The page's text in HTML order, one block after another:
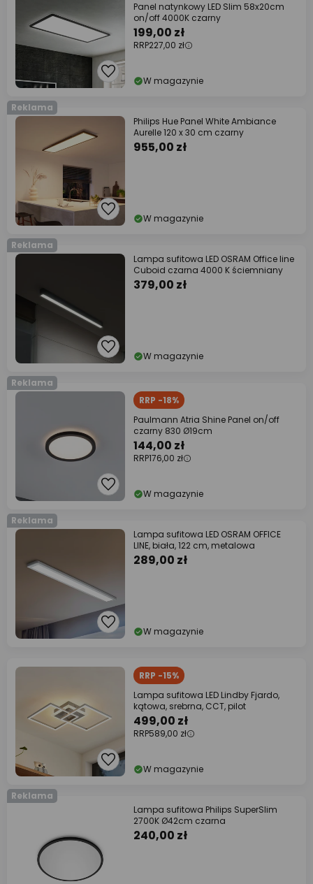
Panel natynkowy LED Slim 58x20cm
on/off 4000K czarny
199,00 zł
RRP227,00 zł
W magazynie
Reklama
Philips Hue Panel White Ambiance
Aurelle 120 x 30 cm czarny
955,00 zł
W magazynie
Reklama
Lampa sufitowa LED OSRAM Office line
Cuboid czarna 4000 K ściemniany
379,00 zł
W magazynie
Reklama
RRP -18%
Paulmann Atria Shine Panel on/off
czarny 830 Ø19cm
144,00 zł
RRP176,00 zł
W magazynie
Reklama
Lampa sufitowa LED OSRAM OFFICE
LINE, biała, 122 cm, metalowa
289,00 zł
W magazynie
RRP -15%
Lampa sufitowa LED Lindby Fjardo,
kątowa, srebrna, CCT, pilot
499,00 zł
RRP589,00 zł
W magazynie
Reklama
Lampa sufitowa Philips SuperSlim
2700K Ø42cm czarna
240,00 zł